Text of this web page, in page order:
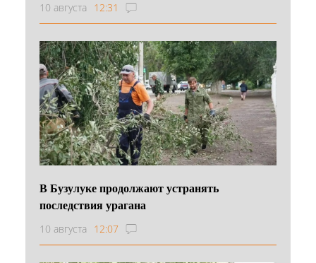
10 августа 12:31
В Бузулуке продолжают устранять
последствия урагана
10 августа 12:07